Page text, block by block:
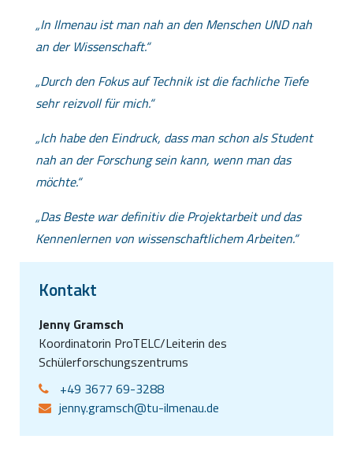
In Ilmenau ist man nah an den Menschen UND nah
an der Wissenschaft.
Durch den Fokus auf Technik ist die fachliche Tiefe
sehr reizvoll für mich.
Ich habe den Eindruck, dass man schon als Student
nah an der Forschung sein kann, wenn man das
möchte.
Das Beste war definitiv die Projektarbeit und das
Kennenlernen von wissenschaftlichem Arbeiten.
Kontakt
Jenny Gramsch
Koordinatorin ProTELC/Leiterin des
Schülerforschungszentrums
+49 3677 69-3288
jenny.gramsch@tu-ilmenau.de